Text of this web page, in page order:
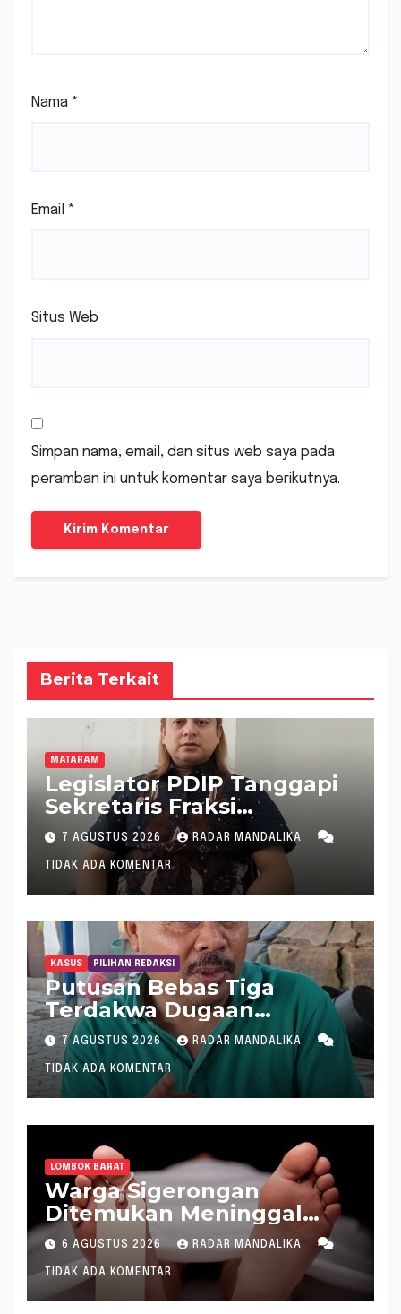
Nama *
Email *
Situs Web
Simpan nama, email, dan situs web saya pada
peramban ini untuk komentar saya berikutnya.
Berita Terkait
MATARAM
Legislator PDIP Tanggapi
Sekretaris Fraksi
Demokrat : WTP Bukan
Tameng Menolak Audit
Dana Pergeseran BTT Rp
484 Miliar
7 AGUSTUS 2026 RADAR MANDALIKA
TIDAK ADA KOMENTAR
KASUS PILIHAN REDAKSI
Putusan Bebas Tiga
Terdakwa Dugaan
Gratifikasi Dana “Siluman”
DPRD NTB, Najamudin
Sebut Putusan Hakim
Aneh dan Ganjil, Bakal
Lapor Hakim Tipikor
Mataram ke MA
7 AGUSTUS 2026 RADAR MANDALIKA
TIDAK ADA KOMENTAR
LOMBOK BARAT
Warga Sigerongan
Ditemukan Meninggal
saat Setrum Ikan di
Sungai
6 AGUSTUS 2026 RADAR MANDALIKA
TIDAK ADA KOMENTAR